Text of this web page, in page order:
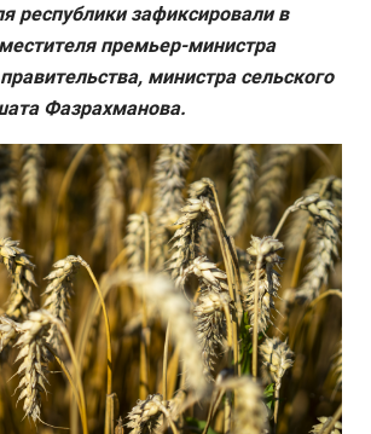
республики зафиксировали в
премьер-министра
министра сельского
Фазрахманова.